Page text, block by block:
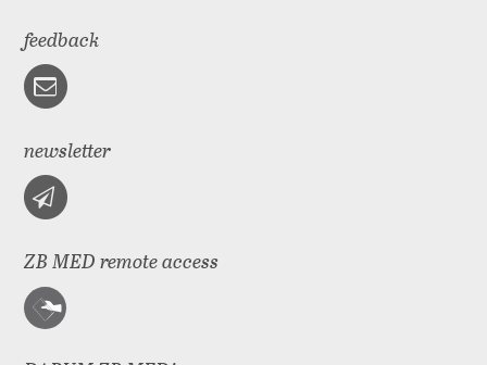
feedback
newsletter
ZB MED remote access